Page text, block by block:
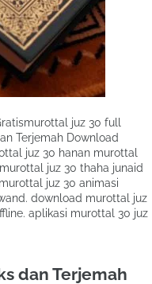
juz 30 full
Terjemah Download
juz 30 hanan murottal
juz 30 thaha junaid
juz 30 animasi
download murottal juz
aplikasi murottal 30 juz
dan Terjemah